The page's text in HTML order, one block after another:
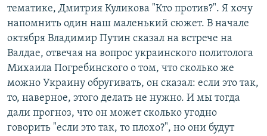
тематике, Дмитрия Куликова "Кто против?". Я хочу
напомнить один наш маленький сюжет. В начале
октября Владимир Путин сказал на встрече на
Валдае, отвечая на вопрос украинского политолога
Михаила Погребинского о том, что сколько же
можно Украину обругивать, он сказал: если это так,
то, наверное, этого делать не нужно. И мы тогда
дали прогноз, что он может сколько угодно
говорить "если это так, то плохо?", но они будут